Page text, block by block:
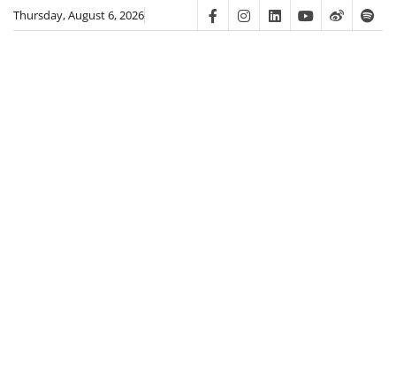
SkipThursday, August 6, 2026 FacebookInstagram
LinkedinYoutube
Weibo